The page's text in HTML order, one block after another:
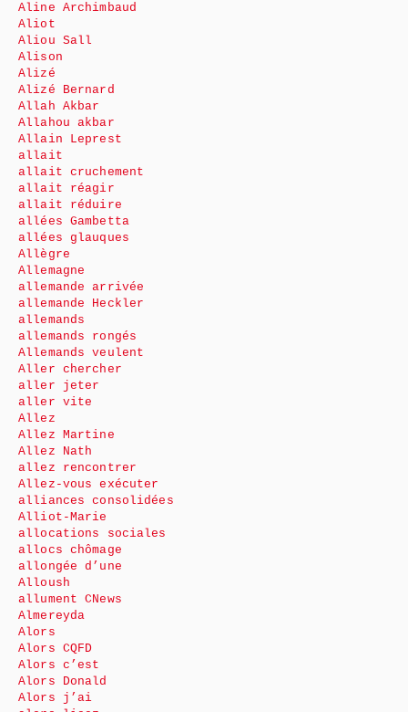
Aline Archimbaud
Aliot
Aliou Sall
Alison
Alizé
Alizé Bernard
Allah Akbar
Allahou akbar
Allain Leprest
allait
allait cruchement
allait réagir
allait réduire
allées Gambetta
allées glauques
Allègre
Allemagne
allemande arrivée
allemande Heckler
allemands
allemands rongés
Allemands veulent
Aller chercher
aller jeter
aller vite
Allez
Allez Martine
Allez Nath
allez rencontrer
Allez-vous exécuter
alliances consolidées
Alliot-Marie
allocations sociales
allocs chômage
allongée d’une
Alloush
allument CNews
Almereyda
Alors
Alors CQFD
Alors c’est
Alors Donald
Alors j’ai